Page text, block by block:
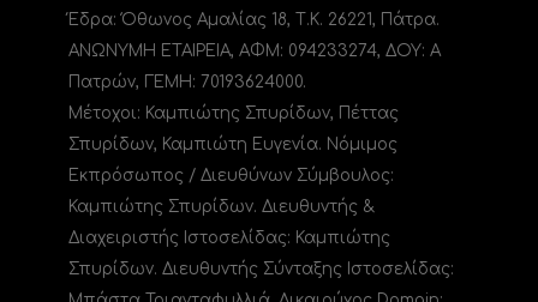
Έδρα: Όθωνος Αμαλίας 18, Τ.Κ. 26221, Πάτρα.
ΑΝΩΝΥΜΗ ΕΤΑΙΡΕΙΑ, ΑΦΜ: 094233274, ΔΟΥ: A
Πατρών, ΓΕΜΗ: 70193624000.
Μέτοχοι: Καμπιώτης Σπυρίδων, Πέττας
Σπυρίδων, Καμπιώτη Ευγενία. Νόμιμος
Εκπρόσωπος / Διευθύνων Σύμβουλος:
Καμπιώτης Σπυρίδων. Διευθυντής &
Διαχειριστής Ιστοσελίδας: Καμπιώτης
Σπυρίδων. Διευθυντής Σύνταξης Ιστοσελίδας: